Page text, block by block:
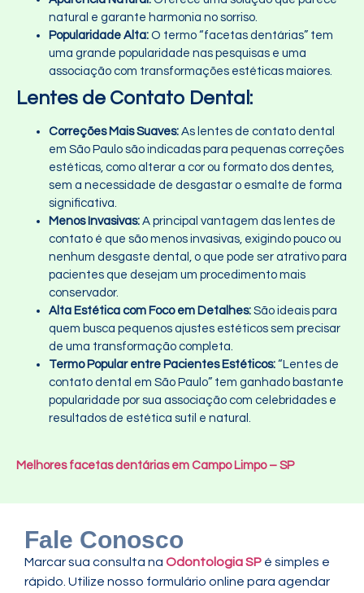
natural e garante harmonia no sorriso.
Popularidade Alta: O termo “facetas dentárias” tem
uma grande popularidade nas pesquisas e uma
associação com transformações estéticas maiores.
Lentes de Contato Dental:
Correções Mais Suaves: As lentes de contato dental
em São Paulo são indicadas para pequenas correções
estéticas, como alterar a cor ou formato dos dentes,
sem a necessidade de desgastar o esmalte de forma
significativa.
Menos Invasivas: A principal vantagem das lentes de
contato é que são menos invasivas, exigindo pouco ou
nenhum desgaste dental, o que pode ser atrativo para
pacientes que desejam um procedimento mais
conservador.
Alta Estética com Foco em Detalhes: São ideais para
quem busca pequenos ajustes estéticos sem precisar
de uma transformação completa.
Termo Popular entre Pacientes Estéticos: “Lentes de
contato dental em São Paulo” tem ganhado bastante
popularidade por sua associação com celebridades e
resultados de estética sutil e natural.
Melhores facetas dentárias em Campo Limpo – SP
Fale Conosco
Marcar sua consulta na Odontologia SP é simples e
rápido. Utilize nosso formulário online para agendar